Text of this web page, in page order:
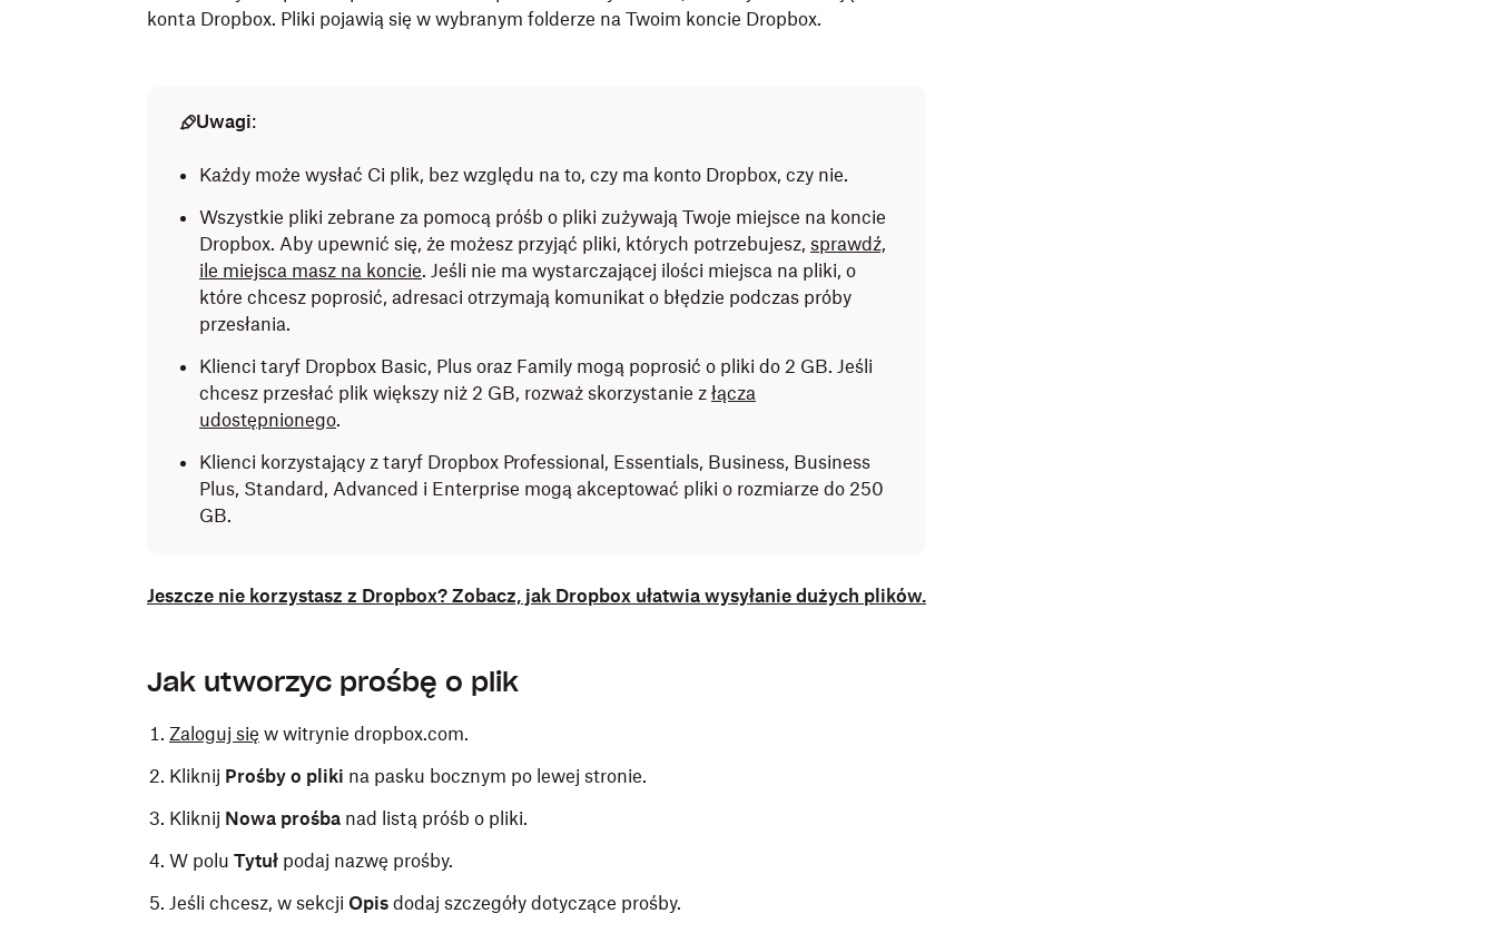
konta Dropbox. Pliki pojawią się w wybranym folderze na Twoim koncie Dropbox.
Uwagi:
Każdy może wysłać Ci plik, bez względu na to, czy ma konto Dropbox, czy nie.
Wszystkie pliki zebrane za pomocą próśb o pliki zużywają Twoje miejsce na koncie
Dropbox. Aby upewnić się, że możesz przyjąć pliki, których potrzebujesz, sprawdź,
ile miejsca masz na koncie. Jeśli nie ma wystarczającej ilości miejsca na pliki, o
które chcesz poprosić, adresaci otrzymają komunikat o błędzie podczas próby
przesłania.
Klienci taryf Dropbox Basic, Plus oraz Family mogą poprosić o pliki do 2 GB. Jeśli
chcesz przesłać plik większy niż 2 GB, rozważ skorzystanie z łącza
udostępnionego.
Klienci korzystający z taryf Dropbox Professional, Essentials, Business, Business
Plus, Standard, Advanced i Enterprise mogą akceptować pliki o rozmiarze do 250
GB.
Jeszcze nie korzystasz z Dropbox? Zobacz, jak Dropbox ułatwia wysyłanie dużych plików.
Jak utworzyć prośbę o plik
Zaloguj się w witrynie dropbox.com.
Kliknij Prośby o pliki na pasku bocznym po lewej stronie.
Kliknij Nowa prośba nad listą próśb o pliki.
W polu Tytuł podaj nazwę prośby.
Jeśli chcesz, w sekcji Opis dodaj szczegóły dotyczące prośby.